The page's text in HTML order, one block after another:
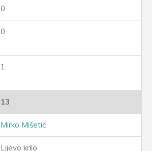
0
0
1
13
Mirko Mišetić
Lijevo krilo